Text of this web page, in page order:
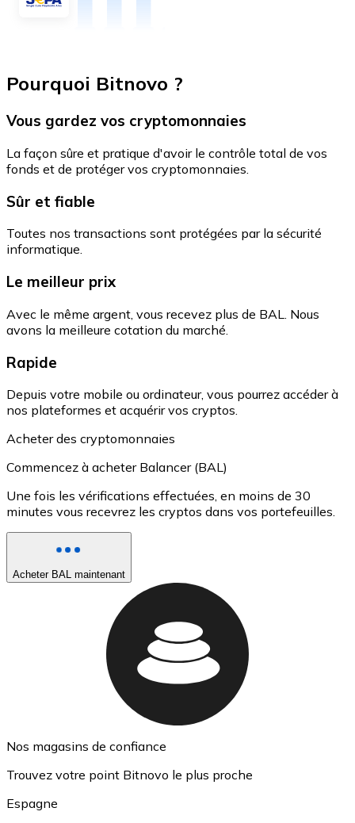
Pourquoi Bitnovo ?
Vous gardez vos cryptomonnaies
La façon sûre et pratique d'avoir le contrôle total de vos
fonds et de protéger vos cryptomonnaies.
Sûr et fiable
Toutes nos transactions sont protégées par la sécurité
informatique.
Le meilleur prix
Avec le même argent, vous recevez plus de BAL. Nous
avons la meilleure cotation du marché.
Rapide
Depuis votre mobile ou ordinateur, vous pourrez accéder à
nos plateformes et acquérir vos cryptos.
Acheter des cryptomonnaies
Commencez à acheter Balancer (BAL)
Une fois les vérifications effectuées, en moins de 30
minutes vous recevrez les cryptos dans vos portefeuilles.
Acheter BAL maintenant
Nos magasins de confiance
Trouvez votre point Bitnovo le plus proche
Espagne